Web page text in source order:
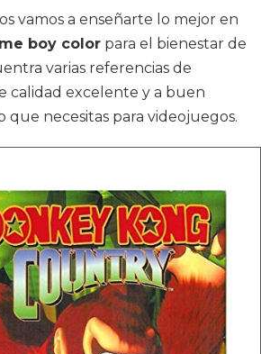
vamos a enseñarte lo mejor en
boy color para el bienestar de
varias referencias de
calidad excelente y a buen
que necesitas para videojuegos.